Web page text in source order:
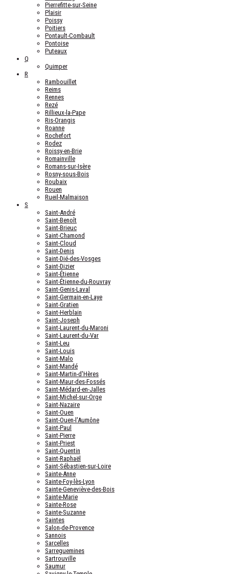
Pierrefitte-sur-Seine
Plaisir
Poissy
Poitiers
Pontault-Combault
Pontoise
Puteaux
Q
Quimper
R
Rambouillet
Reims
Rennes
Rezé
Rillieux-la-Pape
Ris-Orangis
Roanne
Rochefort
Rodez
Roissy-en-Brie
Romainville
Romans-sur-Isère
Rosny-sous-Bois
Roubaix
Rouen
Rueil-Malmaison
S
Saint-André
Saint-Benoît
Saint-Brieuc
Saint-Chamond
Saint-Cloud
Saint-Denis
Saint-Dié-des-Vosges
Saint-Dizier
Saint-Étienne
Saint-Étienne-du-Rouvray
Saint-Genis-Laval
Saint-Germain-en-Laye
Saint-Gratien
Saint-Herblain
Saint-Joseph
Saint-Laurent-du-Maroni
Saint-Laurent-du-Var
Saint-Leu
Saint-Louis
Saint-Malo
Saint-Mandé
Saint-Martin-d'Hères
Saint-Maur-des-Fossés
Saint-Médard-en-Jalles
Saint-Michel-sur-Orge
Saint-Nazaire
Saint-Ouen
Saint-Ouen-l'Aumône
Saint-Paul
Saint-Pierre
Saint-Priest
Saint-Quentin
Saint-Raphaël
Saint-Sébastien-sur-Loire
Sainte-Anne
Sainte-Foy-lès-Lyon
Sainte-Geneviève-des-Bois
Sainte-Marie
Sainte-Rose
Sainte-Suzanne
Saintes
Salon-de-Provence
Sannois
Sarcelles
Sarreguemines
Sartrouville
Saumur